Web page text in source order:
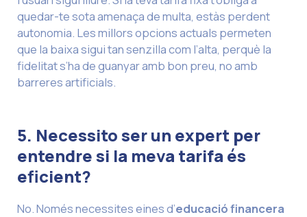
quedar-te sota amenaça de multa, estàs perdent
autonomia. Les millors opcions actuals permeten
que la baixa sigui tan senzilla com l’alta, perquè la
fidelitat s’ha de guanyar amb bon preu, no amb
barreres artificials.
5. Necessito ser un expert per
entendre si la meva tarifa és
eficient?
No. Només necessites eines d’educació financera